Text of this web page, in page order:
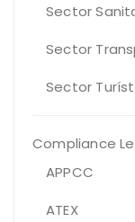
Sector
Sector
Sector
Compliance
APPCC
ATEX